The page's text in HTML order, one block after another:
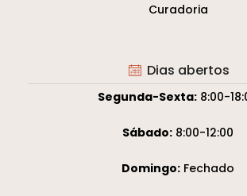
Curadoria
Dias abertos
Segunda-Sexta: 8:00-
Sábado: 8:00-12:00
Domingo: Fechado